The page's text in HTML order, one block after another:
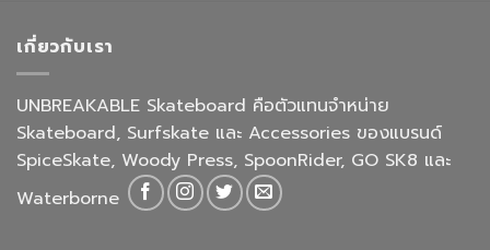
เกี่ยวกับเรา
UNBREAKABLE Skateboard คือตัวแทนจำหน่าย
Skateboard, Surfskate และ Accessories ของแบรนด์
SpiceSkate, Woody Press, SpoonRider, GO SK8 และ
Waterborne